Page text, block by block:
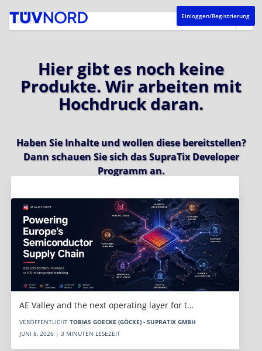
Einloggen/Registrierung
Hier gibt es noch keine
Produkte. Wir arbeiten mit
Hochdruck daran.
Haben Sie Inhalte und wollen diese bereitstellen?
Dann schauen Sie sich dasSupraTix Developer
Programman.
AE Valley and the next operating layer for t…
VERÖFFENTLICHT TOBIAS GOECKE (GÖCKE) - SUPRATIX GMBH
JUNI 8, 2026 | 3 MINUTEN LESEZEIT